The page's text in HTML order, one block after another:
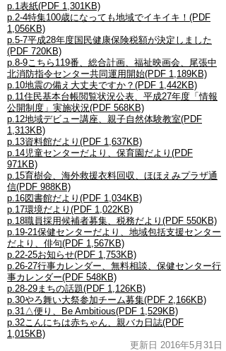
p.1表紙(PDF 1,301KB)
p.2-4特集100歳になっても地域でイキイキ！(PDF
1,056KB)
p.5-7平成28年度国民健康保険税額が決定しました
(PDF 720KB)
p.8-9こちら119番、総合計画、福祉映画会、尾張中
北消防指令センター共同運用開始(PDF 1,189KB)
p.10地震の備え大丈夫ですか？(PDF 1,442KB)
p.11住民基本台帳閲覧状況公表、平成27年度「情報
公開制度」実施状況(PDF 568KB)
p.12地域デビュー講座、親子自然体験教室(PDF
1,313KB)
p.13資料館だより(PDF 1,637KB)
p.14児童センターだより、保育園だより(PDF
971KB)
p.15育樹会、海外救援衣料回収、ほほえみプラザ通
信(PDF 988KB)
p.16図書館だより(PDF 1,034KB)
p.17環境だより(PDF 1,022KB)
p.18職員採用候補者募集、税務だより(PDF 550KB)
p.19-21保健センターだより、地域包括支援センター
だより、俳句(PDF 1,567KB)
p.22-25お知らせ(PDF 1,753KB)
p.26-27行事カレンダー、無料相談、保健センター行
事カレンダー(PDF 548KB)
p.28-29まちの話題(PDF 1,126KB)
p.30やろ舞い大祭参加チーム募集(PDF 2,166KB)
p.31△便り、Be Ambitious(PDF 1,529KB)
p.32こんにちは赤ちゃん、親バカ日誌(PDF
1,015KB)
更新日 2016年5月31日